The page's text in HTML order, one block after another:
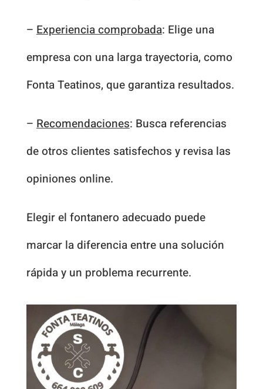
–Experiencia comprobada: Elige una
empresa con una larga trayectoria, como
Fonta Teatinos, que garantiza resultados.
–Recomendaciones: Busca referencias
de otros clientes satisfechos y revisa las
opiniones online.
Elegir el fontanero adecuado puede
marcar la diferencia entre una solución
rápida y un problema recurrente.